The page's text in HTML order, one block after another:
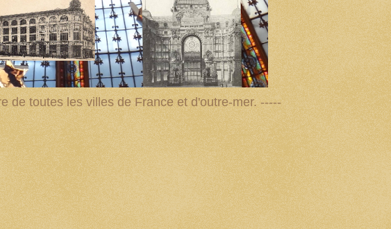
de toutes les villes de France et d'outre-mer. -----